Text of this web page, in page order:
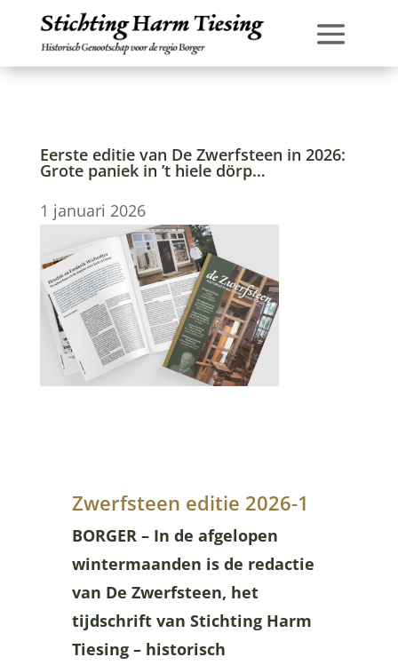
Eerste editie van De Zwerfsteen in 2026:
Grote paniek in ’t hiele dörp…
1 januari 2026
Zwerfsteen editie 2026-1
BORGER – In de afgelopen
wintermaanden is de redactie
van De Zwerfsteen, het
tijdschrift van Stichting Harm
Tiesing – historisch